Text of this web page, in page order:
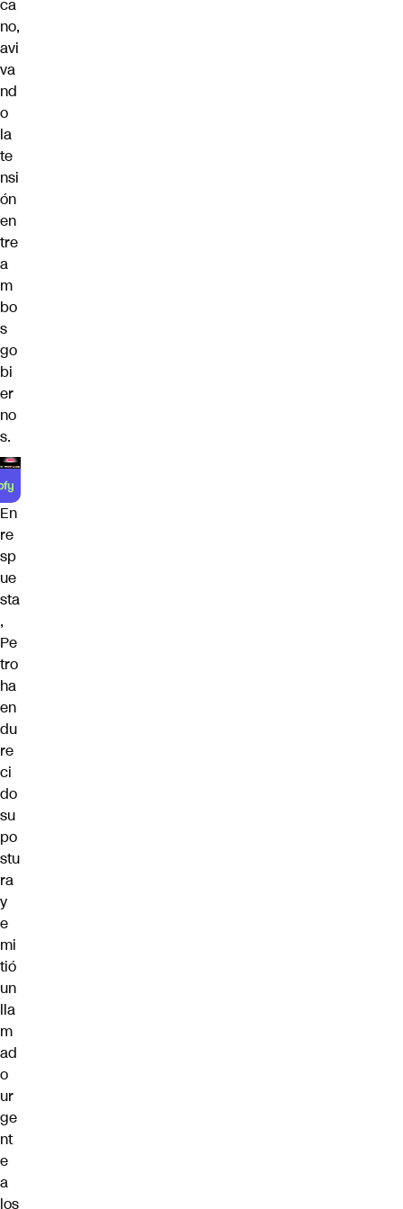
ca
no,
avi
va
nd
o
la
te
nsi
ón
en
tre
a
m
bo
s
go
bi
er
no
s.
En
re
sp
ue
sta
,
Pe
tro
ha
en
du
re
ci
do
su
po
stu
ra
y
e
mi
tió
un
lla
m
ad
o
ur
ge
nt
e
a
los